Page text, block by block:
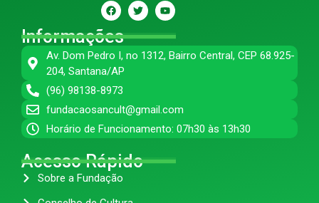
Informações
Av. Dom Pedro I, no 1312, Bairro Central, CEP 68.925-
204, Santana/AP
(96) 98138-8973
fundacaosancult@gmail.com
Horário de Funcionamento: 07h30 às 13h30
Acesso Rápido
Sobre a Fundação